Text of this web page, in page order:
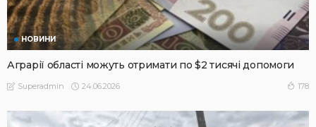
НОВИНИ
Аграрії області можуть отримати по $2 тисячі допомоги
Superadmin 24.06.2026 178